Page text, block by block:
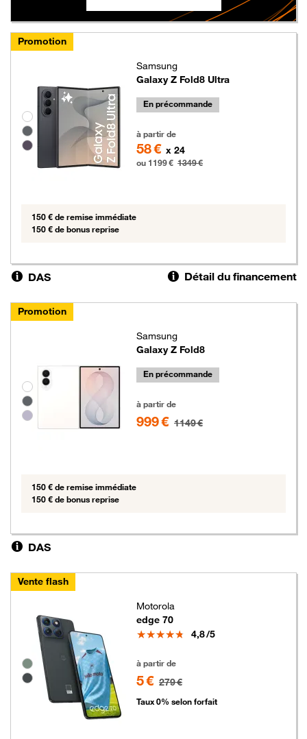
Promotion
Groupe de couleurs disponibles non sélectionnables
Samsung
Galaxy Z Fold8 Ultra
En précommande
à partir de
58 € x 24
ou 1199 € 1349 €
150 € de remise immédiate
150 € de bonus reprise
DAS Détail du financement
Promotion
Groupe de couleurs disponibles non sélectionnables
Samsung
Galaxy Z Fold8
En précommande
à partir de
999 € 1149 €
150 € de remise immédiate
150 € de bonus reprise
DAS
Vente flash
Groupe de couleurs disponibles non sélectionnables
Motorola
edge 70
Note
4,8/5
à partir de
5 € 279 €
Taux 0% selon forfait